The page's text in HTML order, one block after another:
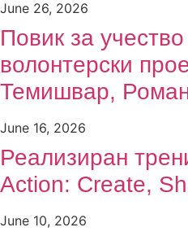
June 26, 2026
Повик за
волонтерски
Темишвар,
June 16, 2026
Реализиран
Action: Create,
June 10, 2026